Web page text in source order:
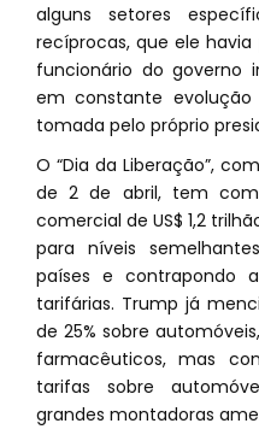
alguns setores
recíprocas, que ele
funcionário do governo
em constante
tomada pelo próprio
O “Dia da Liberação”,
de 2 de abril, tem
comercial de US$ 1,2
para níveis
países e contrapondo
tarifárias. Trump já
de 25% sobre
farmacêuticos, mas
tarifas sobre
grandes montadoras